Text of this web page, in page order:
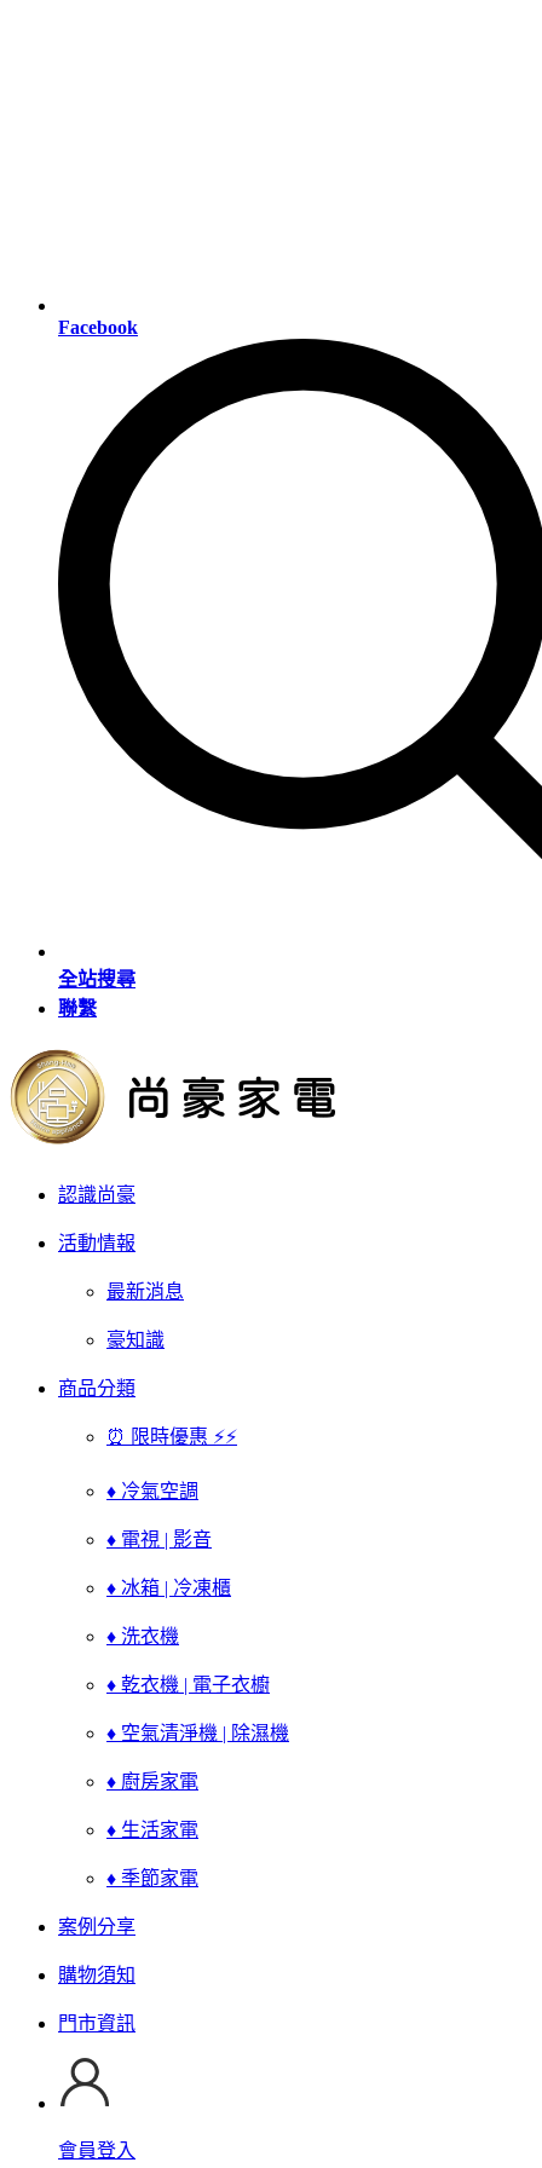
Facebook
全站搜尋
聯繫
認識尚豪
活動情報
最新消息
豪知識
商品分類
⏰ 限時優惠 ⚡⚡
♦ 冷氣空調
♦ 電視 | 影音
♦ 冰箱 | 冷凍櫃
♦ 洗衣機
♦ 乾衣機 | 電子衣櫥
♦ 空氣清淨機 | 除濕機
♦ 廚房家電
♦ 生活家電
♦ 季節家電
案例分享
購物須知
門市資訊
會員登入